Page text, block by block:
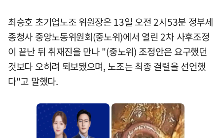
최승호 초기업노조 위원장은 13일 오전 2시53분 정부세
종청사 중앙노동위원회(중노위)에서 열린 2차 사후조정
이 끝난 뒤 취재진을 만나 "(중노위) 조정안은 요구했던
것보다 오히려 퇴보됐으며, 노조는 최종 결렬을 선언했
다"고 말했다.